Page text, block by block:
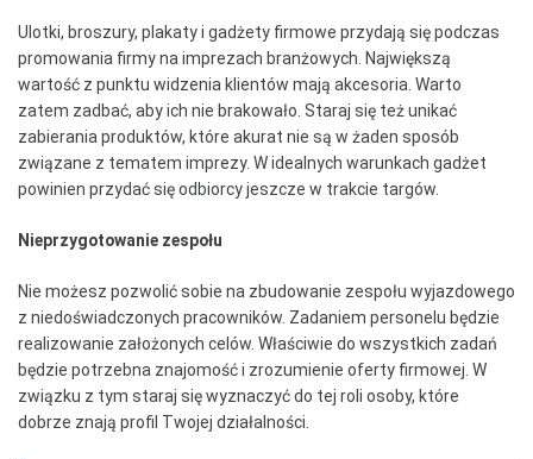
Ulotki, broszury, plakaty i gadżety firmowe przydają się podczas
promowania firmy na imprezach branżowych. Największą
wartość z punktu widzenia klientów mają akcesoria. Warto
zatem zadbać, aby ich nie brakowało. Staraj się też unikać
zabierania produktów, które akurat nie są w żaden sposób
związane z tematem imprezy. W idealnych warunkach gadżet
powinien przydać się odbiorcy jeszcze w trakcie targów.
Nieprzygotowanie zespołu
Nie możesz pozwolić sobie na zbudowanie zespołu wyjazdowego
z niedoświadczonych pracowników. Zadaniem personelu będzie
realizowanie założonych celów. Właściwie do wszystkich zadań
będzie potrzebna znajomość i zrozumienie oferty firmowej. W
związku z tym staraj się wyznaczyć do tej roli osoby, które
dobrze znają profil Twojej działalności.